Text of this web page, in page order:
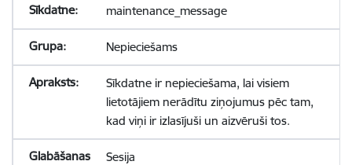
maintenance_message
Nepieciešams
Sīkdatne ir nepieciešama, lai visiem
lietotājiem nerādītu ziņojumus pēc tam,
kad viņi ir izlasījuši un aizvēruši tos.
Sesija